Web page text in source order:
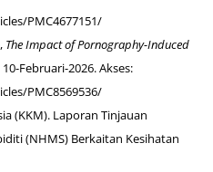
PMC4677151/
The Impact of Pornography-Induced
10-Februari-2026. Akses:
PMC8569536/
(KKM). Laporan Tinjauan
(NHMS) Berkaitan Kesihatan